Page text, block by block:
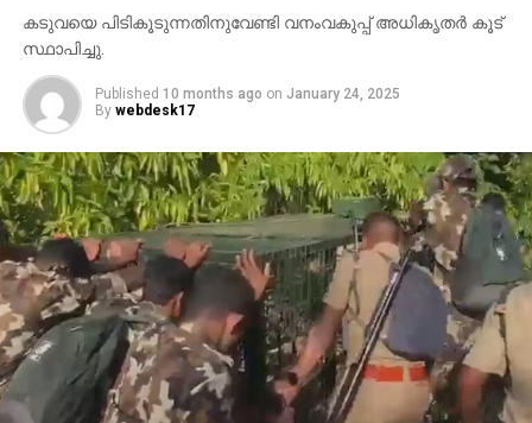
കടുവയെ പിടികൂടുന്നതിനുവേണ്ടി വനംവകുപ്പ് അധികൃതര്‍ കൂട്
സ്ഥാപിച്ചു.
Published 10 months ago on January 24, 2025
By webdesk17